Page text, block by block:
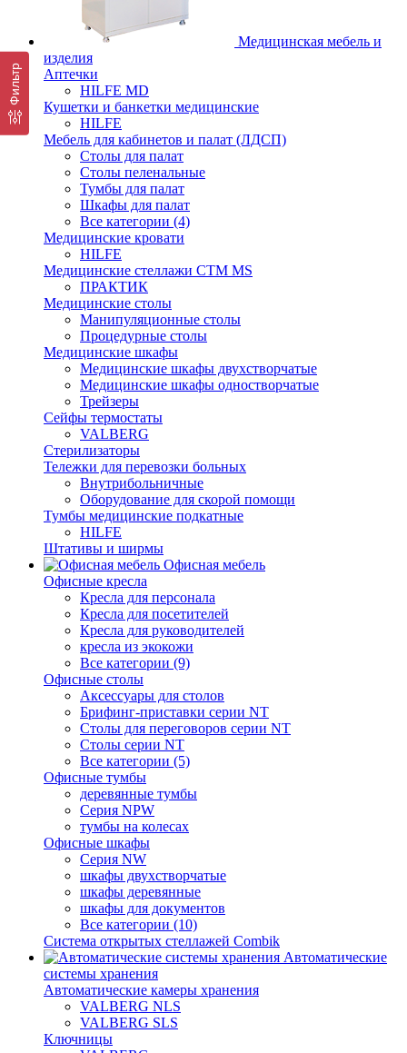
Медицинская мебель и
изделия
Аптечки
HILFE MD
Кушетки и банкетки медицинские
HILFE
Мебель для кабинетов и палат (ЛДСП)
Столы для палат
Столы пеленальные
Тумбы для палат
Шкафы для палат
Все категории (4)
Медицинские кровати
HILFE
Медицинские стеллажи CTM MS
ПРАКТИК
Медицинские столы
Манипуляционные столы
Процедурные столы
Медицинские шкафы
Медицинские шкафы двухстворчатые
Медицинские шкафы одностворчатые
Трейзеры
Сейфы термостаты
VALBERG
Стерилизаторы
Тележки для перевозки больных
Внутрибольничные
Оборудование для скорой помощи
Тумбы медицинские подкатные
HILFE
Штативы и ширмы
Офисная мебель
Офисные кресла
Кресла для персонала
Кресла для посетителей
Кресла для руководителей
кресла из экокожи
Все категории (9)
Офисные столы
Аксессуары для столов
Брифинг-приставки серии NT
Столы для переговоров серии NT
Столы серии NT
Все категории (5)
Офисные тумбы
деревянные тумбы
Серия NPW
тумбы на колесах
Офисные шкафы
Серия NW
шкафы двухстворчатые
шкафы деревянные
шкафы для документов
Все категории (10)
Система открытых стеллажей Combik
Автоматические
системы хранения
Автоматические камеры хранения
VALBERG NLS
VALBERG SLS
Ключницы
Фильтр